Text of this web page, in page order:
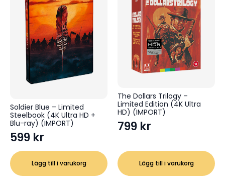
Soldier Blue – Limited
Steelbook (4K Ultra HD +
Blu-ray) (IMPORT)
599 kr
Lägg till i varukorg
The Dollars Trilogy –
Limited Edition (4K Ultra
HD) (IMPORT)
799 kr
Lägg till i varukorg